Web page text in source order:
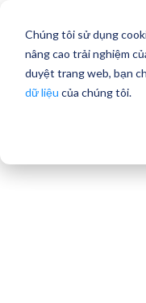
Chúng tôi sử dụng
nâng cao trải nghiệm
duyệt trang web, bạn
dữ liệu của chúng tôi.